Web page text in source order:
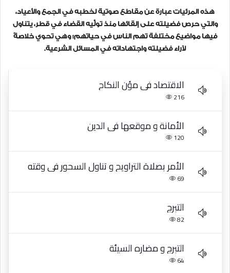
هذه المرئيات عبارة عن مقاطع صوتية لخطبه في الجمع والأعياد،
والتي حرص فضيلته على إلقائها منذ تولِّيه القضاء في قطر، يتناول
فيها مواضيع مختلفة تهم الناس في حياتهم؛ وهي تحوي خلاصةً
لآراء فضيلته واجتهاداته في المسائل الشرعية.
الاقتصاد في مؤن النكاح
216
الأمانة و موقعها في الدين
120
الأمر بصلاة التراويح و تناول السحور في وقته
69
التبرج
82
التبرج و مضاره السيئة
64